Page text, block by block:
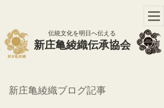
​伝統文化を明日へ伝える
​新庄亀綾織伝承協会
新庄亀綾織ブログ記事